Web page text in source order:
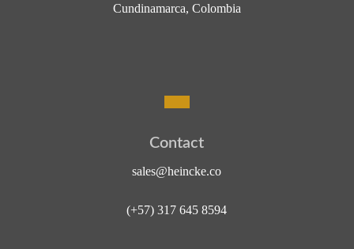
Cundinamarca, Colombia
Contact
sales@heincke.co
(+57) 317 645 8594